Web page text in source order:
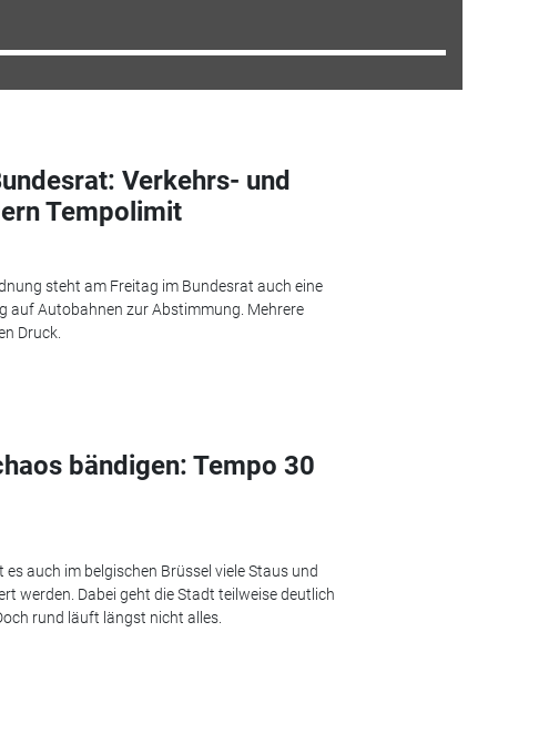
Verkehrs- und
Tempolimit
steht am Freitag im Bundesrat auch eine
auf Autobahnen zur Abstimmung. Mehrere
Druck.
bändigen: Tempo 30
auch im belgischen Brüssel viele Staus und
werden. Dabei geht die Stadt teilweise deutlich
rund läuft längst nicht alles.